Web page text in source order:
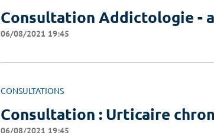
Consultation Addictologie -
06/08/2021 19:45
CONSULTATIONS
Consultation : Urticaire
06/08/2021 19:45